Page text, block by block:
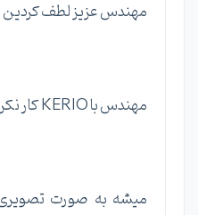
مهندس عزیز لطف کردین
مهندس با KERIO کار نکردم و حرفه ای نیستم لطفا .
میشه به صورت